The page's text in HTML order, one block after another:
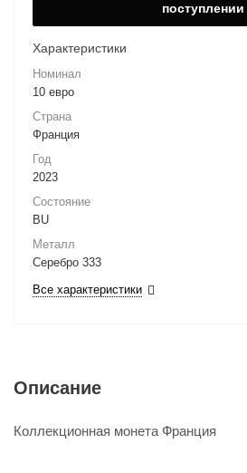
поступлении
Характеристики
Номинал
10 евро
Страна
Франция
Год
2023
Состояние
BU
Металл
Серебро 333
Все характеристики
Описание
Коллекционная монета Франция